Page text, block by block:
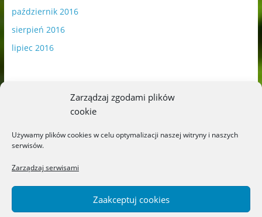
Zarządzaj zgodami plików
cookie
Używamy plików cookies w celu optymalizacji naszej witryny i naszych
serwisów.
Zarządzaj serwisami
Zaakceptuj cookies
październik 2016
sierpień 2016
lipiec 2016